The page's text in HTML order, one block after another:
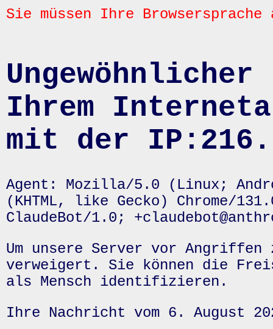
Sie müssen Ihre
Ihrem
mit der
Agent: Mozilla/5.0 (Linux;
(KHTML, like Gecko) Chrome/
ClaudeBot/1.0;
Um unsere Server vor
verweigert. Sie können die
als Mensch identifizieren.
Ihre Nachricht vom 6. August